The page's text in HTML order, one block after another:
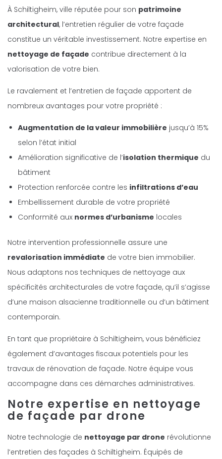
À Schiltigheim, ville réputée pour son patrimoine
architectural, l’entretien régulier de votre façade
constitue un véritable investissement. Notre expertise en
nettoyage de façade contribue directement à la
valorisation de votre bien.
Le ravalement et l’entretien de façade apportent de
nombreux avantages pour votre propriété :
Augmentation de la valeur immobilière jusqu’à 15%
selon l’état initial
Amélioration significative de l’isolation thermique du
bâtiment
Protection renforcée contre les infiltrations d’eau
Embellissement durable de votre propriété
Conformité aux normes d’urbanisme locales
Notre intervention professionnelle assure une
revalorisation immédiate de votre bien immobilier.
Nous adaptons nos techniques de nettoyage aux
spécificités architecturales de votre façade, qu’il s’agisse
d’une maison alsacienne traditionnelle ou d’un bâtiment
contemporain.
En tant que propriétaire à Schiltigheim, vous bénéficiez
également d’avantages fiscaux potentiels pour les
travaux de rénovation de façade. Notre équipe vous
accompagne dans ces démarches administratives.
Notre expertise en nettoyage
de façade par drone
Notre technologie de nettoyage par drone révolutionne
l’entretien des façades à Schiltigheim. Équipés de